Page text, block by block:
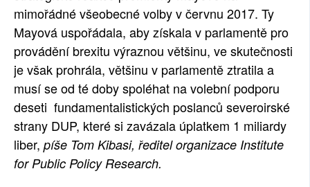
RUBRIKY
PLNÁ VERZE STRÁNEK
mimořádné všeobecné volby v červnu 2017. Ty
Mayová uspořádala, aby získala v parlamentě pro
provádění brexitu výraznou většinu, ve skutečnosti
je však prohrála, většinu v parlamentě ztratila a
musí se od té doby spoléhat na volební podporu
deseti fundamentalistických poslanců severoirské
strany DUP, které si zavázala úplatkem 1 miliardy
liber, píše Tom Kibasi, ředitel organizace Institute
for Public Policy Research.